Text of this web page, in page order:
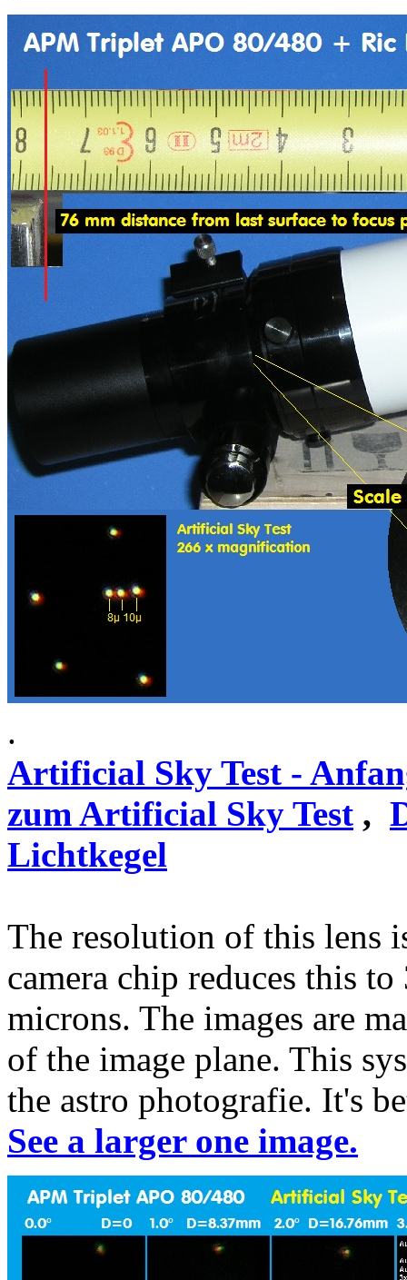
.
Artificial Sky Test -
zum Artificial Sky Test ,
Lichtkegel
The resolution of this lens
camera chip reduces this
microns. The images are
of the image plane. This
the astro photografie. It's
See a larger one image.